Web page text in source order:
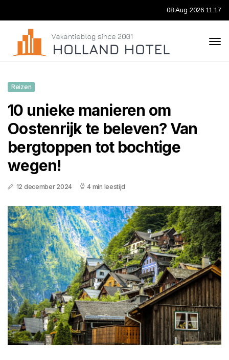
08 Aug 2026 11:17
Reizen
10 unieke manieren om
Oostenrijk te beleven? Van
bergtoppen tot bochtige
wegen!
12 december 2024 4 min leestijd